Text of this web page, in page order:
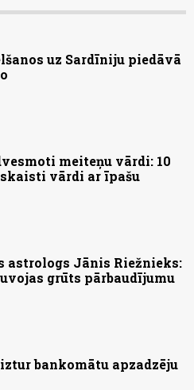
uz Sardīniju piedāvā
meiteņu vārdi: 10
vārdi ar īpašu
astrologs Jānis Riežnieks:
grūts pārbaudījumu
bankomātu apzadzēju